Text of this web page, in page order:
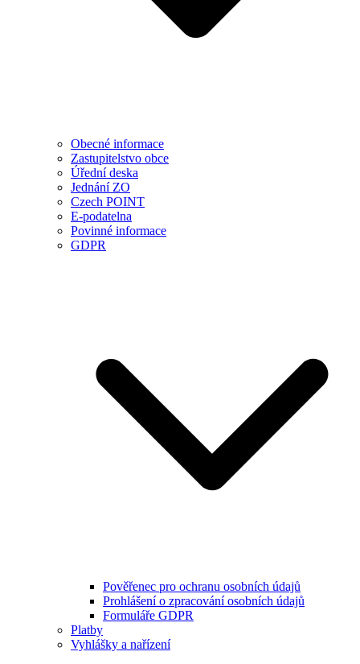
Obecné informace
Zastupitelstvo obce
Úřední deska
Jednání ZO
Czech POINT
E-podatelna
Povinné informace
GDPR
Pověřenec pro ochranu osobních údajů
Prohlášení o zpracování osobních údajů
Formuláře GDPR
Platby
Vyhlášky a nařízení